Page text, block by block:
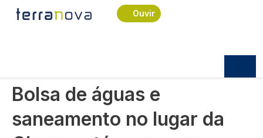
Passar para o conteúdo principal
Ouvir
Navegação estrutural
Início
Política
Bolsa de águas e saneamento no lugar da Chave
Bolsa de águas e
saneamento no lugar da